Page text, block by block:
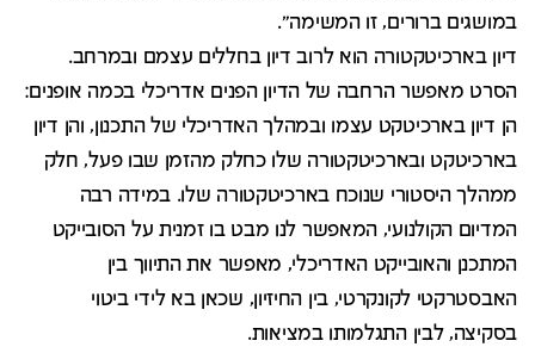
במושגים ברורים, זו המשימה".
דיון בארכיטקטורה הוא לרוב דיון בחללים עצמם ובמרחב.
הסרט מאפשר הרחבה של הדיון הפנים אדריכלי בכמה אופנים:
הן דיון בארכיטקט עצמו ובמהלך האדריכלי של התכנון, והן דיון
בארכיטקט ובארכיטקטורה שלו כחלק מהזמן שבו פעל, חלק
ממהלך היסטורי שנוכח בארכיטקטורה שלו. במידה רבה
המדיום הקולנועי, המאפשר לנו מבט בו זמנית על הסובייקט
המתכנן והאובייקט האדריכלי, מאפשר את התיווך בין
האבסטרקטי לקונקרטי, בין החיזיון, שכאן בא לידי ביטוי
בסקיצה, לבין התגלמותו במציאות.